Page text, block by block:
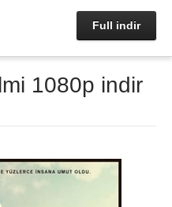
Full indir
1080p indir